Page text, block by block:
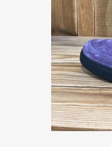
Taille
Couleur
Prix